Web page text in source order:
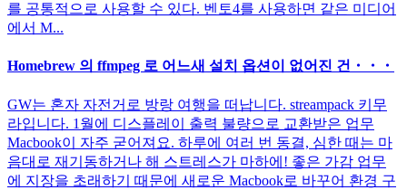
를 공통적으로 사용할 수 있다. 벤토4를 사용하면 같은 미디어
에서 M...
Homebrew 의 ffmpeg 로 어느새 설치 옵션이 없어진 건・・・
GW는 혼자 자전거로 방랑 여행을 떠납니다. streampack 키무
라입니다. 1월에 디스플레이 출력 불량으로 교환받은 업무
Macbook이 자주 굳어져요. 하루에 여러 번 동결, 심한 때는 마
음대로 재기동하거나 해 스트레스가 마하에! 좋은 가감 업무
에 지장을 초래하기 때문에 새로운 Macbook로 바꾸어 환경 구